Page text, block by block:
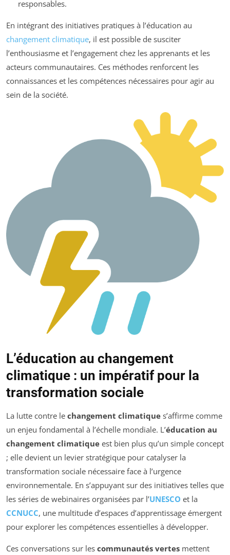
responsables.
En intégrant des initiatives pratiques à l’éducation au
changement climatique, il est possible de susciter
l’enthousiasme et l’engagement chez les apprenants et les
acteurs communautaires. Ces méthodes renforcent les
connaissances et les compétences nécessaires pour agir au
sein de la société.
L’éducation au changement
climatique : un impératif pour la
transformation sociale
La lutte contre le changement climatique s’affirme comme
un enjeu fondamental à l’échelle mondiale. L’éducation au
changement climatique est bien plus qu’un simple concept
; elle devient un levier stratégique pour catalyser la
transformation sociale nécessaire face à l’urgence
environnementale. En s’appuyant sur des initiatives telles que
les séries de webinaires organisées par l’UNESCO et la
CCNUCC, une multitude d’espaces d’apprentissage émergent
pour explorer les compétences essentielles à développer.
Ces conversations sur les communautés vertes mettent